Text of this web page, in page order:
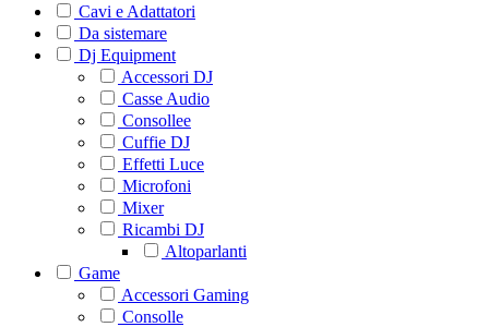
Cavi e Adattatori
Da sistemare
Dj Equipment
Accessori DJ
Casse Audio
Consollee
Cuffie DJ
Effetti Luce
Microfoni
Mixer
Ricambi DJ
Altoparlanti
Game
Accessori Gaming
Consolle